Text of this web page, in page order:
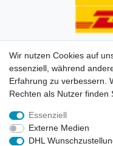
Impressum
© Copyright 2026 | Alle
Handelsgesellschaft
Wir nutzen Cookies auf
essenziell, während
Erfahrung zu verbessern.
Rechten als Nutzer finden
Essenziell
Externe Medien
DHL